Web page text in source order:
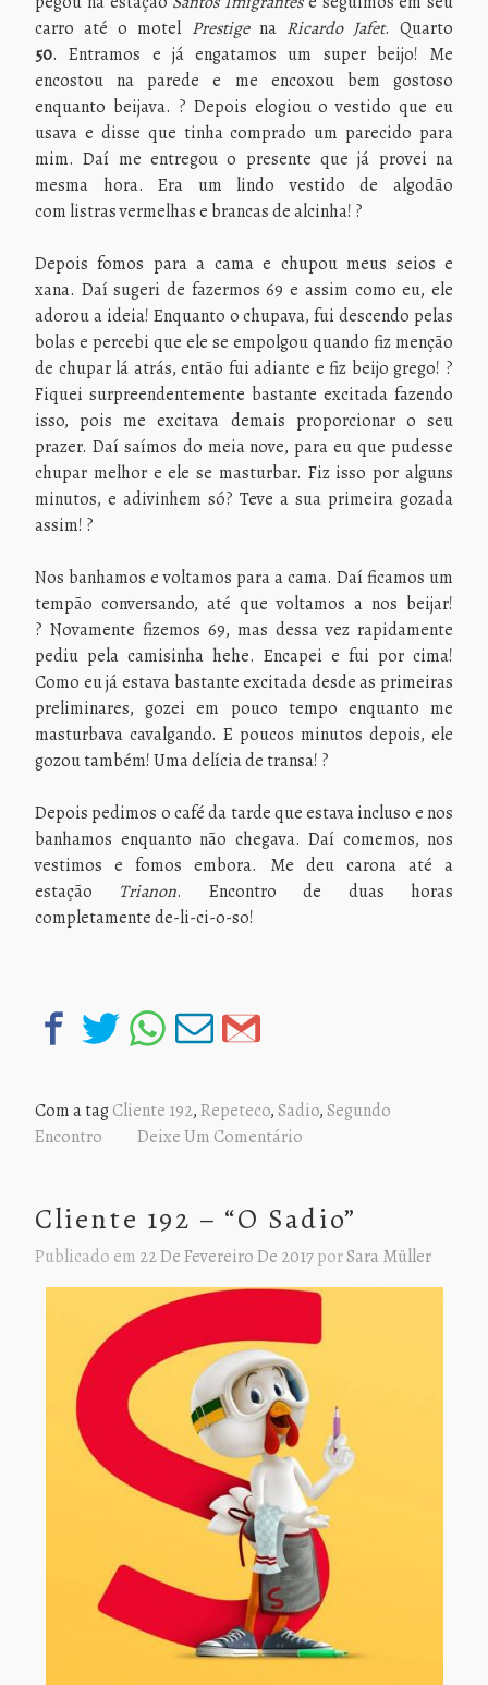
carro até o motel Prestigena Ricardo Jafet. Quarto
50. Entramos e já engatamos um super beijo! Me
encostou na parede e me encoxou bem gostoso
enquanto beijava. ? Depois elogiou o vestido que eu
usava e disse que tinha comprado um parecido para
mim. Daí me entregou o presente que já provei na
mesma hora. Era um lindo vestido de algodão
com listras vermelhas e brancas de alcinha! ?
Depois fomos para a cama e chupou meus seios e
xana. Daí sugeri de fazermos 69 e assim como eu, ele
adorou a ideia! Enquanto o chupava, fui descendo pelas
bolas e percebi que ele se empolgou quando fiz menção
de chupar lá atrás, então fui adiante e fiz beijo grego! ?
Fiquei surpreendentemente bastante excitada fazendo
isso, pois me excitava demais proporcionar o seu
prazer. Daí saímos do meia nove, para eu que pudesse
chupar melhor e ele se masturbar. Fiz isso por alguns
minutos, e adivinhem só? Teve a sua primeira gozada
assim! ?
Nos banhamos e voltamos para a cama. Daí ficamos um
tempão conversando, até que voltamos a nos beijar!
? Novamente fizemos 69, mas dessa vez rapidamente
pediu pela camisinha hehe. Encapei e fui por cima!
Como eu já estava bastante excitada desde as primeiras
preliminares, gozei em pouco tempo enquanto me
masturbava cavalgando. E poucos minutos depois, ele
gozou também! Uma delícia de transa! ?
Depois pedimos o café da tarde que estava incluso e nos
banhamos enquanto não chegava. Daí comemos, nos
vestimos e fomos embora. Me deu carona até a
estação Trianon. Encontro de duas horas
completamente de-li-ci-o-so!
Com a tagCliente 192,Repeteco,Sadio,Segundo
Encontro
Deixe Um Comentário
Cliente 192 – “O Sadio”
Publicado em 22 De Fevereiro De 2017porSara Müller